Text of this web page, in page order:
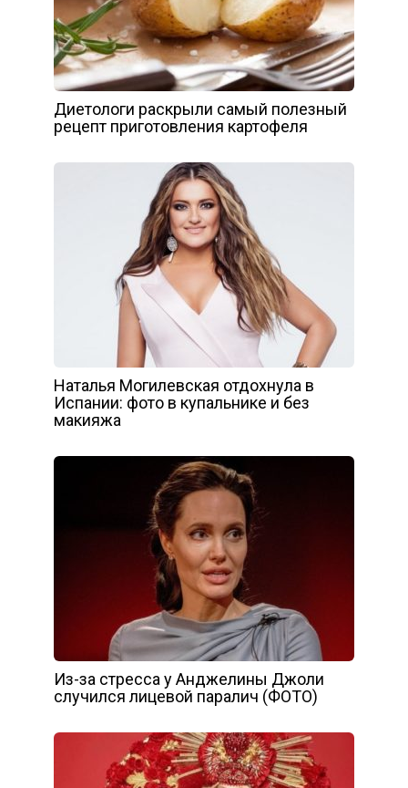
Диетологи раскрыли самый полезный
рецепт приготовления картофеля
Наталья Могилевская отдохнула в
Испании: фото в купальнике и без
макияжа
Из-за стресса у Анджелины Джоли
случился лицевой паралич (ФОТО)